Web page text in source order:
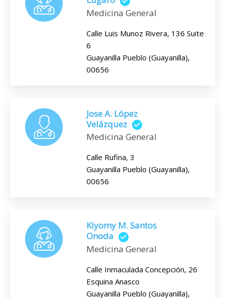
Medicina General
Calle Luis Munoz Rivera, 136 Suite
6
Guayanilla Pueblo (Guayanilla),
00656
Jose A. López
Velázquez
Medicina General
Calle Rufina, 3
Guayanilla Pueblo (Guayanilla),
00656
Kiyomy M. Santos
Onoda
Medicina General
Calle Inmaculada Concepción, 26
Esquina Anasco
Guayanilla Pueblo (Guayanilla),